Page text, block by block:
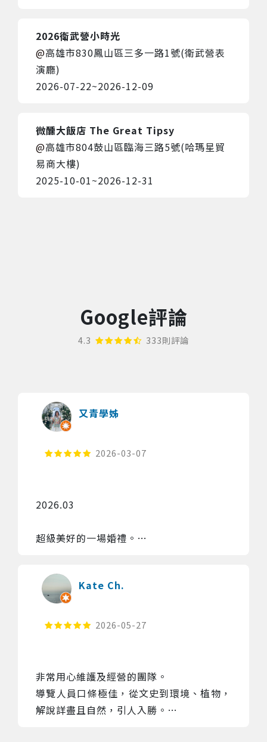
2026衛武營小時光
高雄市830鳳山區三多一路1號(衛武營表
演廳)
2026-07-22~2026-12-09
微醺大飯店 The Great Tipsy
高雄市804鼓山區臨海三路5號(哈瑪星貿
易商大樓)
2025-10-01~2026-12-31
Google評論
4.3 333則評論
又青學姊
2026-03-07
2026.03
超級美好的一場婚禮。
朋友用心規劃，讓所有座上賓都能感覺那種
因愛情結合的甜蜜。
Kate Ch.
2026-05-27
非常用心維護及經營的團隊。
導覽人員口條極佳，從文史到環境、植物，
解說詳盡且自然，引人入勝。